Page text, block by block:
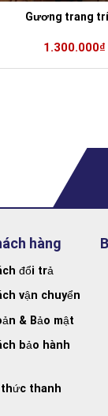
Gương trang
1.300.000₫
hàng
đổi trả
vận chuyển
& Bảo mật
bảo hành
thanh